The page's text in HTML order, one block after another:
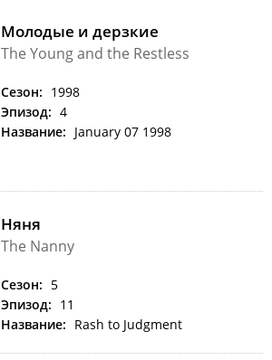
Молодые и дерзкие
The Young and the Restless
Сезон: 1998
Эпизод: 4
Название: January 07 1998
Няня
The Nanny
Сезон: 5
Эпизод: 11
Название: Rash to Judgment